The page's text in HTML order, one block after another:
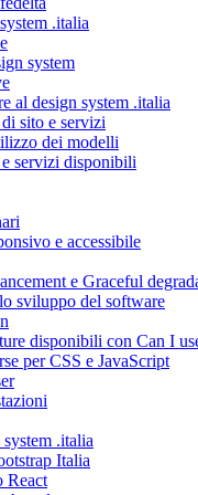
.italia
system
al design system .italia
sito e servizi
dei modelli
servizi disponibili
e accessibile
e Graceful
sviluppo del software
disponibili con Can I
per CSS e JavaScript
.italia
Italia
React